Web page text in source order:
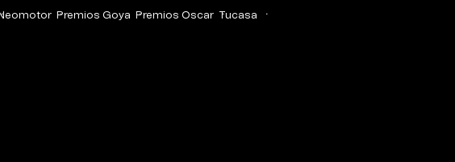
Neomotor Premios Goya Premios Oscar
Tucasa